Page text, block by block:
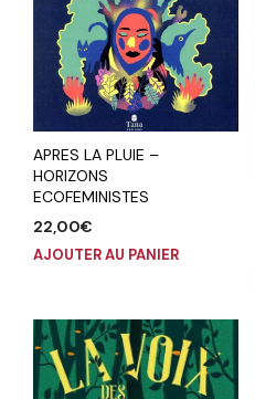
APRES LA PLUIE –
HORIZONS
ECOFEMINISTES
22,00€
AJOUTER AU PANIER